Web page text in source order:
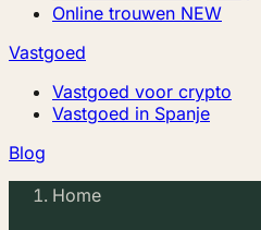
Online trouwen NEW
Vastgoed
Vastgoed voor crypto
Vastgoed in Spanje
Blog
Home